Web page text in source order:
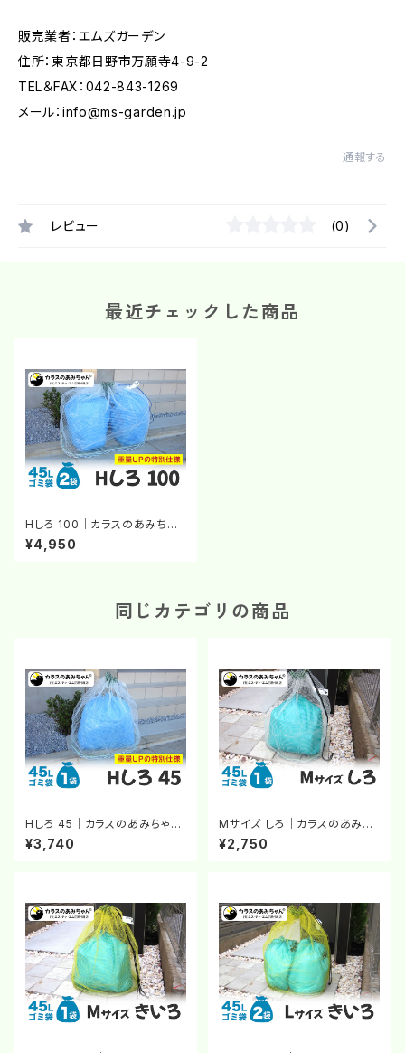
販売業者：エムズガーデン
住所：東京都日野市万願寺4-9-2
TEL＆FAX：042-843-1269
メール： info@ms-garden.jp
通報する
レビュー (0)
最近チェックした商品
Hしろ 100｜カラスのあみちゃ
ん®｜カラスよけネット｜チェー
ンのおもり｜白いネット｜カラス
¥4,950
同じカテゴリの商品
Hしろ 45｜カラスのあみちゃん
®｜カラスよけネット｜チェーン
のおもり｜白いネット｜カラス対
¥3,740
Mサイズ しろ｜カラスのあみち
ゃん®｜カラスよけネット｜チェ
ーンのおもり｜白いネット｜カラ
¥2,750